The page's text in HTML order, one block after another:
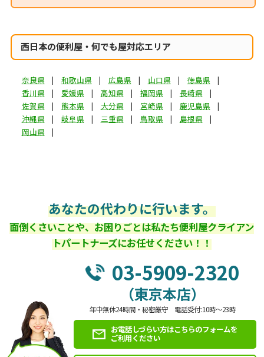
西日本の便利屋・何でも屋対応エリア
奈良県 和歌山県 広島県 山口県
徳島県
香川県
愛媛県 高知県 福岡県
長崎県
佐賀県
熊本県 大分県 宮崎県
鹿児島県
沖縄県
岐阜県 三重県 鳥取県
島根県
岡山県
あなたの代わりに行います。
面倒くさいことや、お困りごとは私たち便利屋クライアン
トパートナーズにお任せください！！
03-5909-2320
（東京本店）
年中無休24時間・秘密厳守 電話受付:10時～23時
お電話しづらい方はこちらのフォームを
ご利用ください